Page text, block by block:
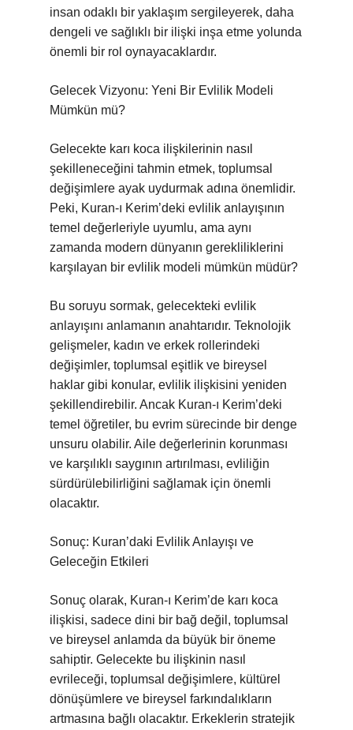
insan odaklı bir yaklaşım sergileyerek, daha
dengeli ve sağlıklı bir ilişki inşa etme yolunda
önemli bir rol oynayacaklardır.
Gelecek Vizyonu: Yeni Bir Evlilik Modeli
Mümkün mü?
Gelecekte karı koca ilişkilerinin nasıl
şekilleneceğini tahmin etmek, toplumsal
değişimlere ayak uydurmak adına önemlidir.
Peki, Kuran-ı Kerim’deki evlilik anlayışının
temel değerleriyle uyumlu, ama aynı
zamanda modern dünyanın gerekliliklerini
karşılayan bir evlilik modeli mümkün müdür?
Bu soruyu sormak, gelecekteki evlilik
anlayışını anlamanın anahtarıdır. Teknolojik
gelişmeler, kadın ve erkek rollerindeki
değişimler, toplumsal eşitlik ve bireysel
haklar gibi konular, evlilik ilişkisini yeniden
şekillendirebilir. Ancak Kuran-ı Kerim’deki
temel öğretiler, bu evrim sürecinde bir denge
unsuru olabilir. Aile değerlerinin korunması
ve karşılıklı saygının artırılması, evliliğin
sürdürülebilirliğini sağlamak için önemli
olacaktır.
Sonuç: Kuran’daki Evlilik Anlayışı ve
Geleceğin Etkileri
Sonuç olarak, Kuran-ı Kerim’de karı koca
ilişkisi, sadece dini bir bağ değil, toplumsal
ve bireysel anlamda da büyük bir öneme
sahiptir. Gelecekte bu ilişkinin nasıl
evrileceği, toplumsal değişimlere, kültürel
dönüşümlere ve bireysel farkındalıkların
artmasına bağlı olacaktır. Erkeklerin stratejik